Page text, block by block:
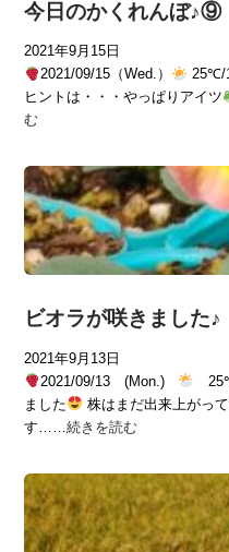
今日のかくれんぼ♪⑨
2021年9月15日
2021/09/15（Wed.）
25℃/
ヒントは・・・やっぱりアイツ
む
ビオラが咲きました♪
2021年9月13日
2021/09/13 (Mon.)
ました
株はまだ出来上がっ
す……続きを読む